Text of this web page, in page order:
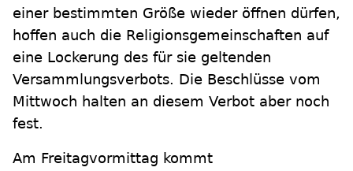
einer bestimmten Größe wieder öffnen dürfen,
hoffen auch die Religionsgemeinschaften auf
eine Lockerung des für sie geltenden
Versammlungsverbots. Die Beschlüsse vom
Mittwoch halten an diesem Verbot aber noch
fest.
Am Freitagvormittag kommt